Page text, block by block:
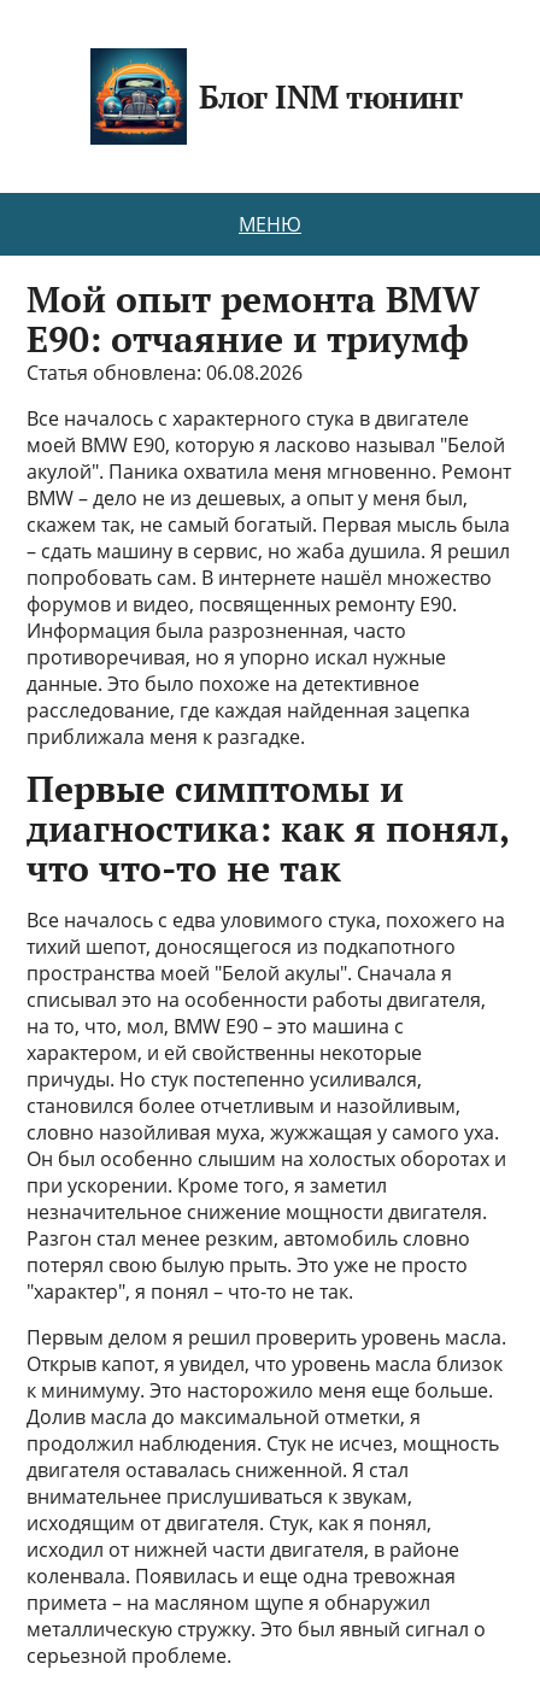
Блог INM тюнинг
МЕНЮ
Мой опыт ремонта BMW
E90: отчаяние и триумф
Статья обновлена: 06.08.2026
Все началось с характерного стука в двигателе
моей BMW E90, которую я ласково называл "Белой
акулой". Паника охватила меня мгновенно. Ремонт
BMW – дело не из дешевых, а опыт у меня был,
скажем так, не самый богатый. Первая мысль была
– сдать машину в сервис, но жаба душила. Я решил
попробовать сам. В интернете нашёл множество
форумов и видео, посвященных ремонту E90.
Информация была разрозненная, часто
противоречивая, но я упорно искал нужные
данные. Это было похоже на детективное
расследование, где каждая найденная зацепка
приближала меня к разгадке.
Первые симптомы и
диагностика: как я понял,
что что-то не так
Все началось с едва уловимого стука, похожего на
тихий шепот, доносящегося из подкапотного
пространства моей "Белой акулы". Сначала я
списывал это на особенности работы двигателя,
на то, что, мол, BMW E90 – это машина с
характером, и ей свойственны некоторые
причуды. Но стук постепенно усиливался,
становился более отчетливым и назойливым,
словно назойливая муха, жужжащая у самого уха.
Он был особенно слышим на холостых оборотах и
при ускорении. Кроме того, я заметил
незначительное снижение мощности двигателя.
Разгон стал менее резким, автомобиль словно
потерял свою былую прыть. Это уже не просто
"характер", я понял – что-то не так.
Первым делом я решил проверить уровень масла.
Открыв капот, я увидел, что уровень масла близок
к минимуму. Это насторожило меня еще больше.
Долив масла до максимальной отметки, я
продолжил наблюдения. Стук не исчез, мощность
двигателя оставалась сниженной. Я стал
внимательнее прислушиваться к звукам,
исходящим от двигателя. Стук, как я понял,
исходил от нижней части двигателя, в районе
коленвала. Появилась и еще одна тревожная
примета – на масляном щупе я обнаружил
металлическую стружку. Это был явный сигнал о
серьезной проблеме.